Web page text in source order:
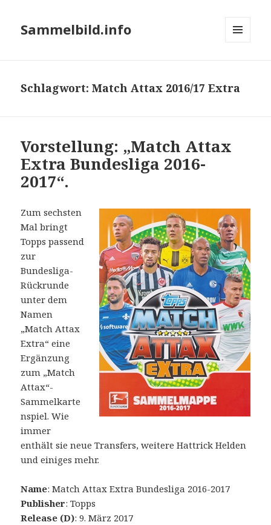
Sammelbild.info
Schlagwort:Match Attax 2016/17 Extra
Vorstellung: „Match Attax
Extra Bundesliga 2016-
2017“.
Zum sechsten
Mal bringt
Topps passend
zur
Bundesliga-
Rückrunde
unter dem
Namen
„Match Attax
Extra“ eine
Ergänzung
zum „Match
Attax“-
Sammelkarte
nspiel. Wie
immer
enthält sie neue Transfers, weitere Hattrick Helden
und einiges mehr.
Name: Match Attax Extra Bundesliga 2016-2017
Publisher: Topps
Release (D): 9. März 2017